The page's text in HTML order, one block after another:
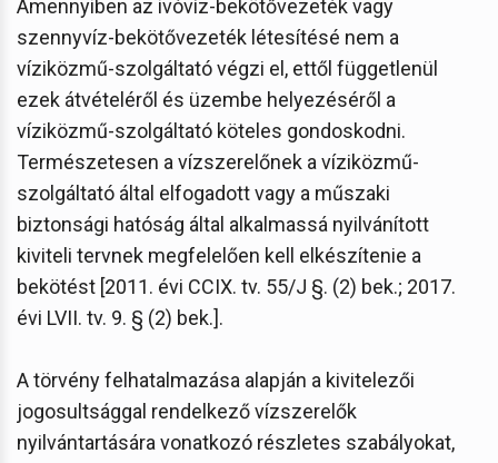
Amennyiben az ivóvíz-bekötővezeték vagy
szennyvíz-bekötővezeték létesítésé nem a
víziközmű-szolgáltató végzi el, ettől függetlenül
ezek átvételéről és üzembe helyezéséről a
víziközmű-szolgáltató köteles gondoskodni.
Természetesen a vízszerelőnek a víziközmű-
szolgáltató által elfogadott vagy a műszaki
biztonsági hatóság által alkalmassá nyilvánított
kiviteli tervnek megfelelően kell elkészítenie a
bekötést [2011. évi CCIX. tv. 55/J §. (2) bek.; 2017.
évi LVII. tv. 9. § (2) bek.].
A törvény felhatalmazása alapján a kivitelezői
jogosultsággal rendelkező vízszerelők
nyilvántartására vonatkozó részletes szabályokat,